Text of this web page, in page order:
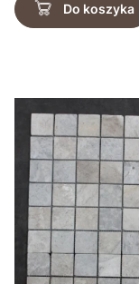
Do koszyka